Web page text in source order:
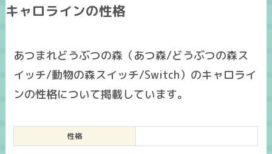
キャロラインの性格
あつまれどうぶつの森（あつ森/どうぶつの森ス
イッチ/動物の森スイッチ/Switch）のキャロライ
ンの性格について掲載しています。
性格